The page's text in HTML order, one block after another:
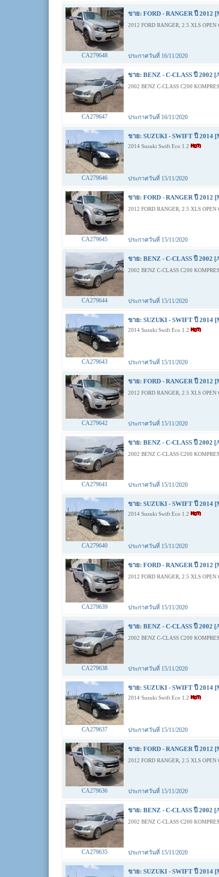
ขาย: FORD - RANGER ปี 2012
2012 FORD RANGER, 2.5 XLS
CA279648 ประกาศวันที่ 16/11/2020
ขาย: BENZ - C-CLASS ปี 2002
2002 BENZ C-CLASS C200
CA279647 ประกาศวันที่ 16/11/2020
ขาย: SUZUKI - SWIFT ปี 2014
2014 Suzuki Swift Eco 1.2
CA279646 ประกาศวันที่ 15/11/2020
ขาย: FORD - RANGER ปี 2012
2012 FORD RANGER, 2.5 XLS
CA279645 ประกาศวันที่ 15/11/2020
ขาย: BENZ - C-CLASS ปี 2002
2002 BENZ C-CLASS C200
CA279644 ประกาศวันที่ 15/11/2020
ขาย: SUZUKI - SWIFT ปี 2014
2014 Suzuki Swift Eco 1.2
CA279643 ประกาศวันที่ 15/11/2020
ขาย: FORD - RANGER ปี 2012
2012 FORD RANGER, 2.5 XLS
CA279642 ประกาศวันที่ 15/11/2020
ขาย: BENZ - C-CLASS ปี 2002
2002 BENZ C-CLASS C200
CA279641 ประกาศวันที่ 15/11/2020
ขาย: SUZUKI - SWIFT ปี 2014
2014 Suzuki Swift Eco 1.2
CA279640 ประกาศวันที่ 15/11/2020
ขาย: FORD - RANGER ปี 2012
2012 FORD RANGER, 2.5 XLS
CA279639 ประกาศวันที่ 15/11/2020
ขาย: BENZ - C-CLASS ปี 2002
2002 BENZ C-CLASS C200
CA279638 ประกาศวันที่ 15/11/2020
ขาย: SUZUKI - SWIFT ปี 2014
2014 Suzuki Swift Eco 1.2
CA279637 ประกาศวันที่ 15/11/2020
ขาย: FORD - RANGER ปี 2012
2012 FORD RANGER, 2.5 XLS
CA279636 ประกาศวันที่ 15/11/2020
ขาย: BENZ - C-CLASS ปี 2002
2002 BENZ C-CLASS C200
CA279635 ประกาศวันที่ 15/11/2020
ขาย: SUZUKI - SWIFT ปี 2014